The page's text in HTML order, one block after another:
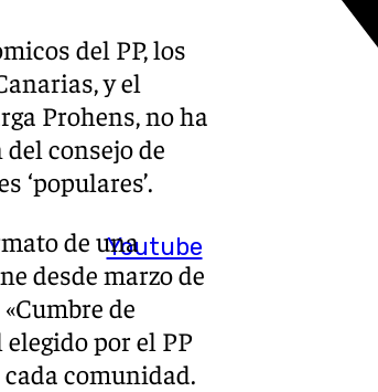
Youtube
del PP, los
y el
Prohens, no ha
consejo de
‘populares’.
de una
desde marzo de
de
elegido por el PP
cada comunidad.